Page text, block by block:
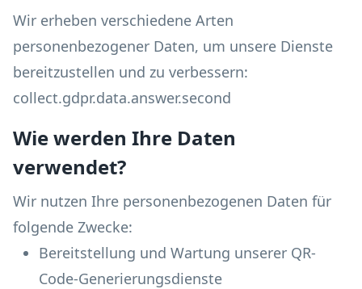
Wir erheben verschiedene Arten
personenbezogener Daten, um unsere Dienste
bereitzustellen und zu verbessern:
collect.gdpr.data.answer.second
Wie werden Ihre Daten
verwendet?
Wir nutzen Ihre personenbezogenen Daten für
folgende Zwecke:
Bereitstellung und Wartung unserer QR-
Code-Generierungsdienste